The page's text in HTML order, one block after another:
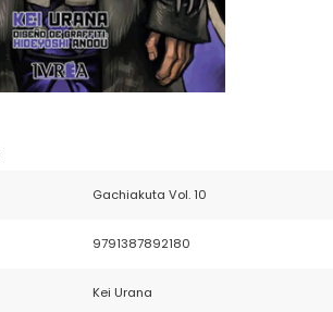
Gachiakuta Vol. 10
9791387892180
Kei Urana